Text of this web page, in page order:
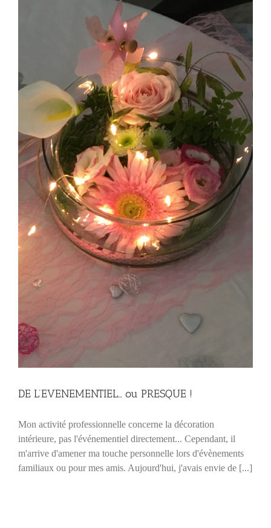
DE L’EVENEMENTIEL… ou PRESQUE !
Mon activité professionnelle concerne la décoration
intérieure, pas l'événementiel directement... Cependant, il
m'arrive d'amener ma touche personnelle lors d'évènements
familiaux ou pour mes amis. Aujourd'hui, j'avais envie de [...]